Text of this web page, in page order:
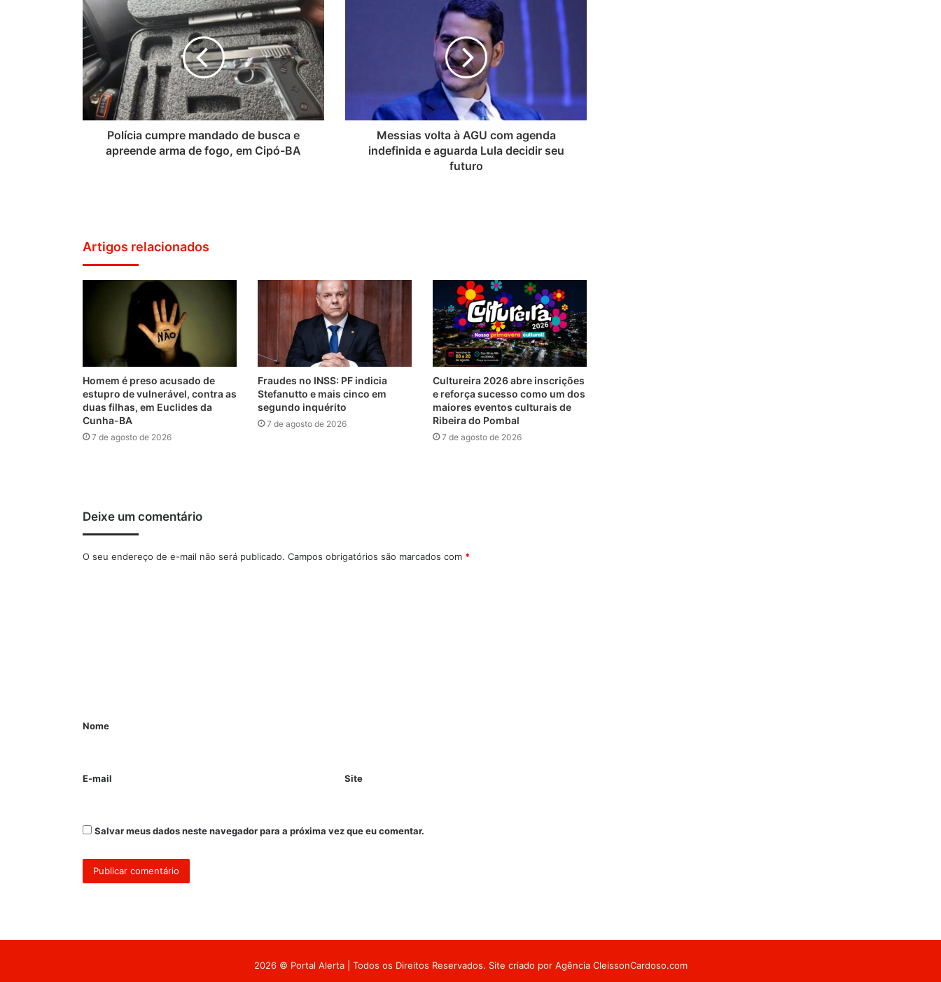
Polícia cumpre mandado de busca e
apreende arma de fogo, em Cipó-BA
Messias volta à AGU com agenda
indefinida e aguarda Lula decidir seu
futuro
Artigos relacionados
Homem é preso acusado de
estupro de vulnerável, contra as
duas filhas, em Euclides da
Cunha-BA
7 de agosto de 2026
Fraudes no INSS: PF indicia
Stefanutto e mais cinco em
segundo inquérito
7 de agosto de 2026
Cultureira 2026 abre inscrições
e reforça sucesso como um dos
maiores eventos culturais de
Ribeira do Pombal
7 de agosto de 2026
Deixe um comentário
O seu endereço de e-mail não será publicado. Campos obrigatórios são marcados com *
Nome
E-mail Site
Salvar meus dados neste navegador para a próxima vez que eu comentar.
2026 © Portal Alerta | Todos os Direitos Reservados. Site criado por Agência CleissonCardoso.com